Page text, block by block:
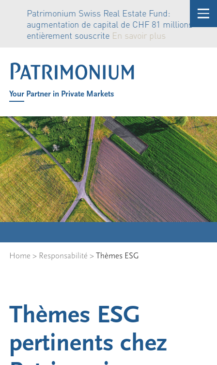
Patrimonium Swiss Real Estate Fund:
augmentation de capital de CHF 81 millions
entièrement souscriteEn savoir plus
Your Partner in Private Markets
Home > Responsabilité >Thèmes ESG
Thèmes ESG
pertinents chez